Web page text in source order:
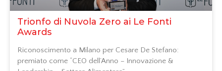
Trionfo di Nuvola Zero ai Le Fonti
Awards
Riconoscimento a Milano per Cesare De Stefano:
premiato come “CEO dell’Anno – Innovazione &